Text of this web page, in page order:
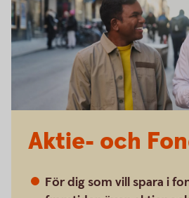
Aktie- och
För dig som vill spara i